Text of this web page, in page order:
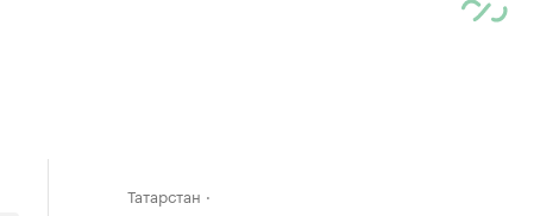
Татарстан